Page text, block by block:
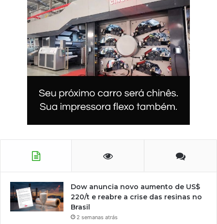
Dow anuncia novo aumento de US$
220/t e reabre a crise das resinas no
Brasil
2 semanas atrás